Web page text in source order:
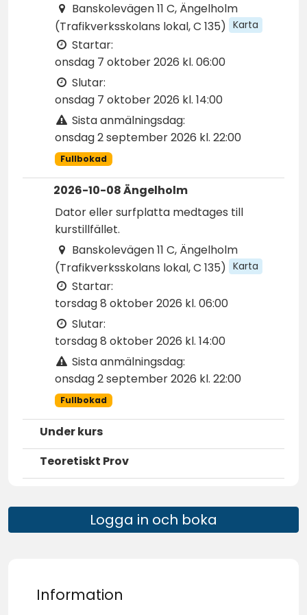
Banskolevägen 11 C, Ängelholm
(Trafikverksskolans lokal, C 135) Karta
Startar:
onsdag 7 oktober 2026 kl. 06:00
Slutar:
onsdag 7 oktober 2026 kl. 14:00
Sista anmälningsdag:
onsdag 2 september 2026 kl. 22:00
Fullbokad
2026-10-08 Ängelholm
Dator eller surfplatta medtages till
kurstillfället.
Banskolevägen 11 C, Ängelholm
(Trafikverksskolans lokal, C 135) Karta
Startar:
torsdag 8 oktober 2026 kl. 06:00
Slutar:
torsdag 8 oktober 2026 kl. 14:00
Sista anmälningsdag:
onsdag 2 september 2026 kl. 22:00
Fullbokad
Under kurs
Teoretiskt Prov
Logga in och boka
Information